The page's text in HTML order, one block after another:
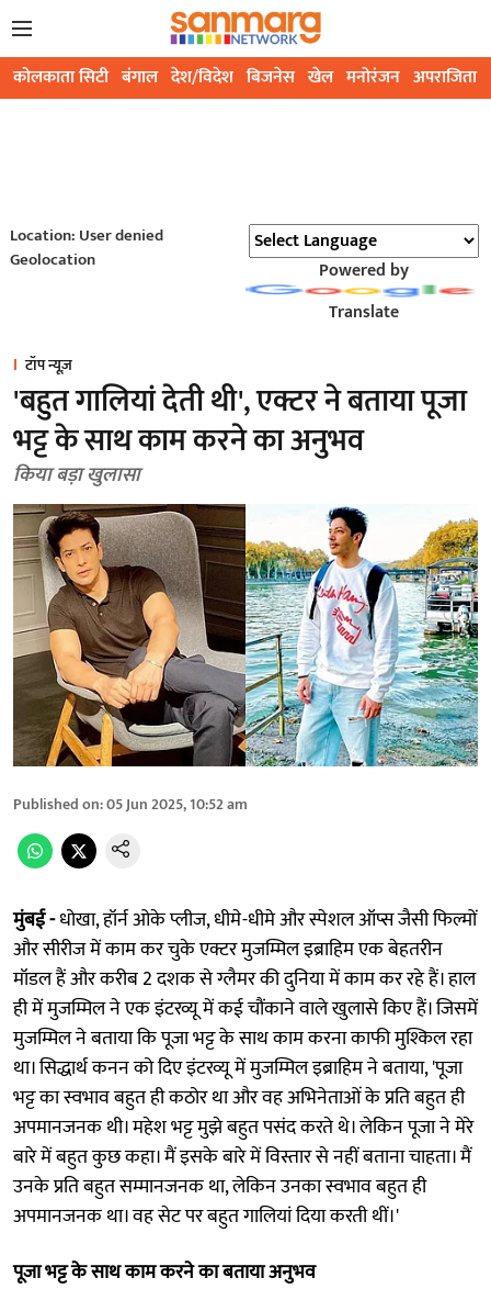
कोलकाता सिटी बंगाल देश/विदेश बिजनेस खेल मनोरंजन अपराजिता
Location: User denied
Geolocation
Powered by
Translate
टॉप न्यूज़
'बहुत गालियां देती थी', एक्टर ने बताया पूजा
भट्ट के साथ काम करने का अनुभव
किया बड़ा खुलासा
Published on:05 Jun 2025, 10:52 am
मुंबई -धोखा, हॉर्न ओके प्लीज, धीमे-धीमे और स्पेशल ऑप्स जैसी फिल्मों
और सीरीज में काम कर चुके एक्टर मुजम्मिल इब्राहिम एक बेहतरीन
मॉडल हैं और करीब 2 दशक से ग्लैमर की दुनिया में काम कर रहे हैं। हाल
ही में मुजम्मिल ने एक इंटरव्यू में कई चौंकाने वाले खुलासे किए हैं। जिसमें
मुजम्मिल ने बताया कि पूजा भट्ट के साथ काम करना काफी मुश्किल रहा
था। सिद्धार्थ कनन को दिए इंटरव्यू में मुजम्मिल इब्राहिम ने बताया, 'पूजा
भट्ट का स्वभाव बहुत ही कठोर था और वह अभिनेताओं के प्रति बहुत ही
अपमानजनक थी। महेश भट्ट मुझे बहुत पसंद करते थे। लेकिन पूजा ने मेरे
बारे में बहुत कुछ कहा। मैं इसके बारे में विस्तार से नहीं बताना चाहता। मैं
उनके प्रति बहुत सम्मानजनक था, लेकिन उनका स्वभाव बहुत ही
अपमानजनक था। वह सेट पर बहुत गालियां दिया करती थीं।'
पूजा भट्ट के साथ काम करने का बताया अनुभव